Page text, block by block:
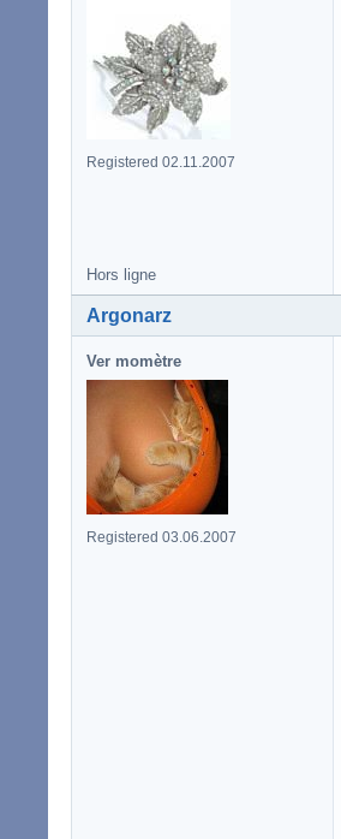
Registered 02.11.2007
Hors ligne
Argonarz
Ver momètre
Registered 03.06.2007